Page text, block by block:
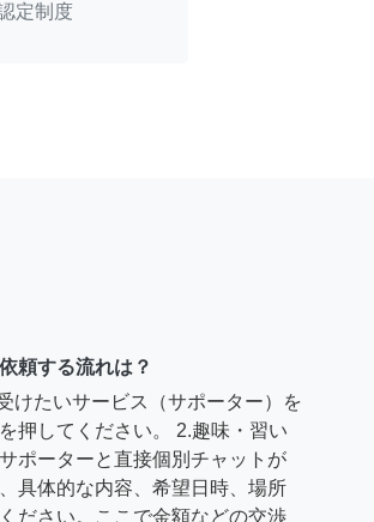
定制度
頼する流れは？
けたいサービス（サポーター）を
押してください。 2.趣味・習い
ポーターと直接個別チャットが
具体的な内容、希望日時、場所
ださい。ここで金額などの交渉